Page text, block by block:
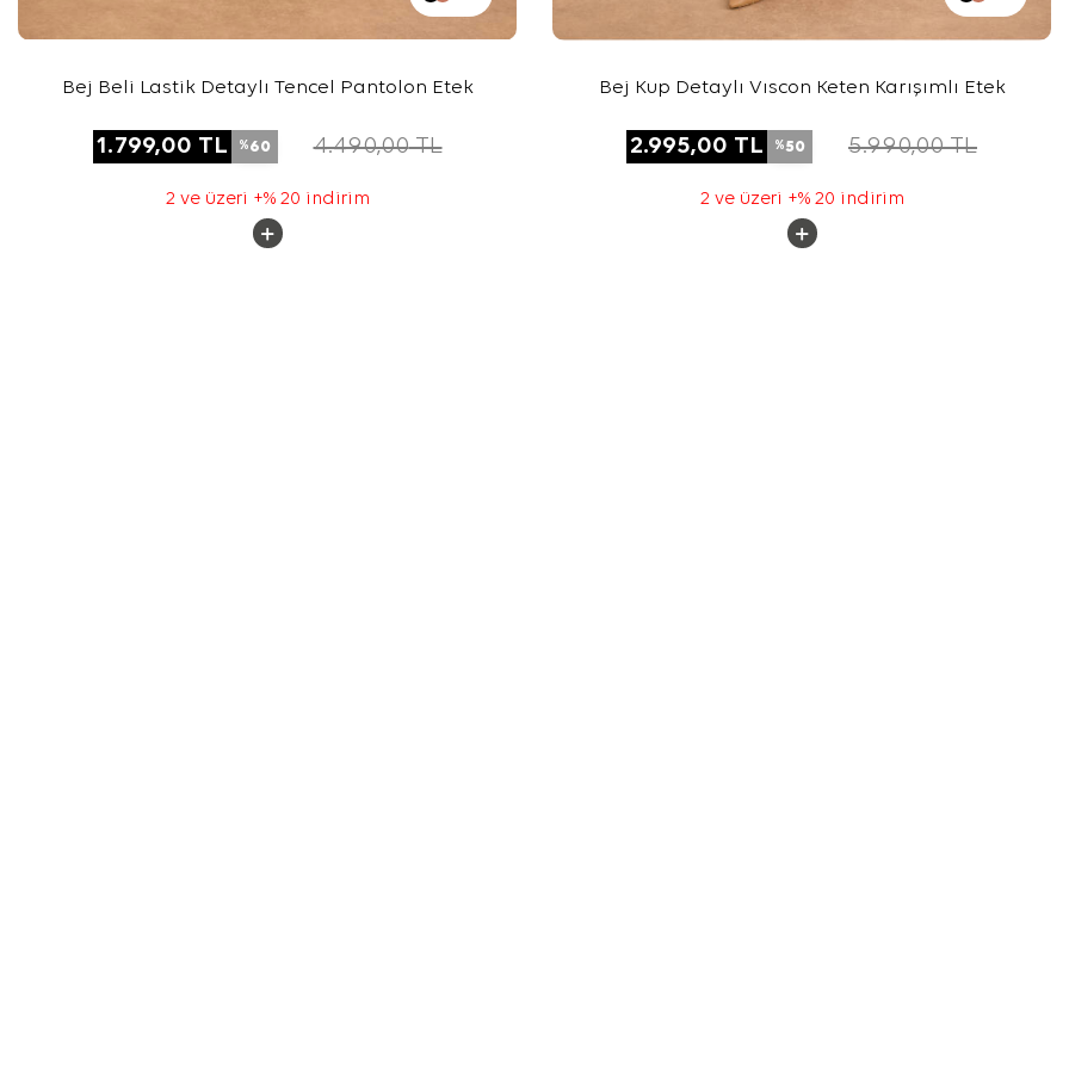
Bej Beli Lastik Detaylı Tencel Pantolon Etek
1.799,00 TL %60 4.490,00TL
2 ve üzeri +% 20 indirim
Bej Kup Detaylı Vıscon Keten Karışımlı Etek
2.995,00 TL %50 5.990,00TL
2 ve üzeri +% 20 indirim